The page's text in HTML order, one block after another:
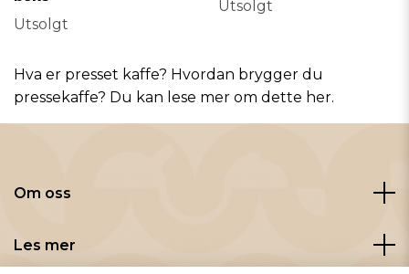
Utsolgt
Utsolgt
Hva er presset kaffe? Hvordan brygger du
pressekaffe? Du kan lese mer om dette her.
Om oss
Les mer